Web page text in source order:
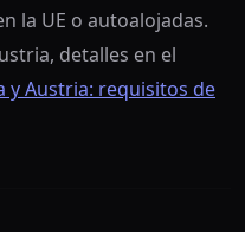
la UE o autoalojadas.
detalles en el
y Austria: requisitos de